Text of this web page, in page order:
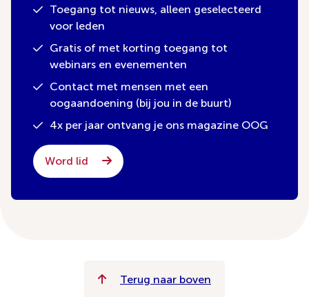
Toegang tot nieuws, alleen geselecteerd
voor leden
Gratis of met korting toegang tot
webinars en evenementen
Contact met mensen met een
oogaandoening (bij jou in de buurt)
4x per jaar ontvang je ons magazine OOG
Word lid
Terug naar boven